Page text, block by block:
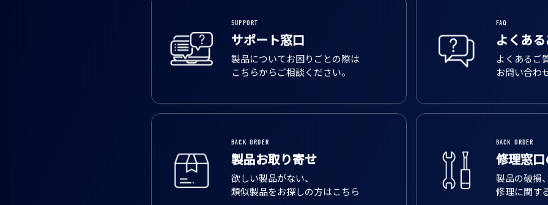
サポート窓口
製品についてお困りごとの際は
こちらからご相談ください。
よくあ
よくあるご
お問い合わ
製品お取り寄せ
欲しい製品がない、
類似製品をお探しの方はこちら
修理窓
製品の破損
修理に関す